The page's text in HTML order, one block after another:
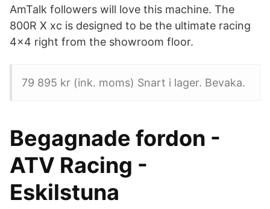
AmTalk followers will love this machine. The
800R X xc is designed to be the ultimate racing
4x4 right from the showroom floor.
79 895 kr (ink. moms) Snart i lager. Bevaka.
Begagnade fordon -
ATV Racing -
Eskilstuna